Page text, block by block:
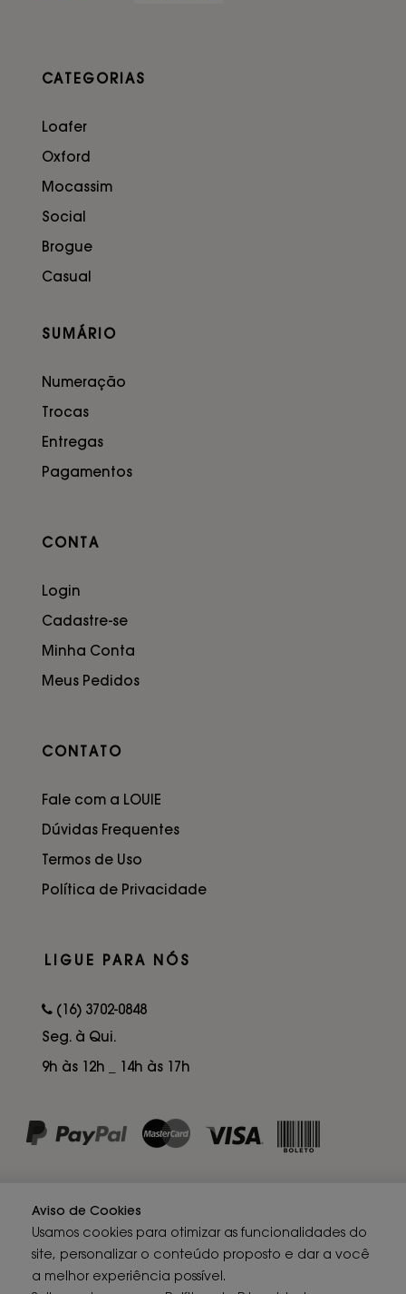
CATEGORIAS
Loafer
Oxford
Mocassim
Social
Brogue
Casual
SUMÁRIO
Numeração
Trocas
Entregas
Pagamentos
CONTA
Login
Cadastre-se
Minha Conta
Meus Pedidos
CONTATO
Fale com a LOUIE
Dúvidas Frequentes
Termos de Uso
Política de Privacidade
LIGUE PARA NÓS
(16) 3702-0848
Seg. à Qui.
9h às 12h _ 14h às 17h
Aviso de Cookies
Usamos cookies para otimizar as funcionalidades do
site, personalizar o conteúdo proposto e dar a você
a melhor experiência possível.